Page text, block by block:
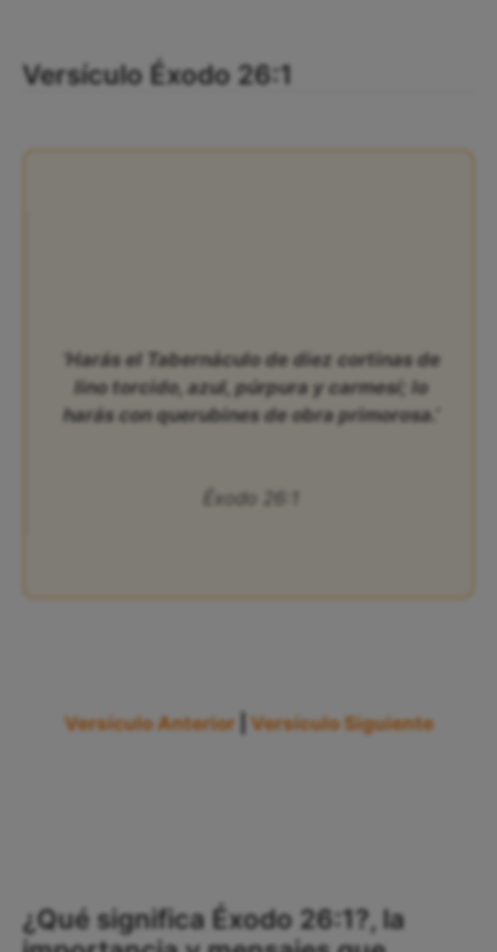
Versículo Éxodo 26:1
‘Harás el Tabernáculo de diez cortinas de
lino torcido, azul, púrpura y carmesí; lo
harás con querubines de obra primorosa.’
Éxodo 26:1
Versículo Anterior Versículo Siguiente
¿Qué significa Éxodo 26:1?, la